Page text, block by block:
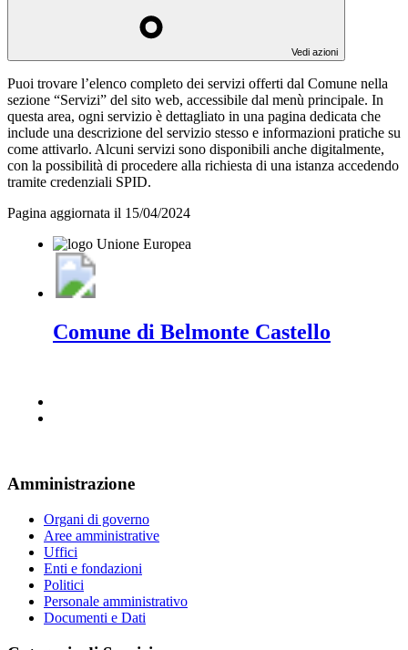
Vedi azioni
Puoi trovare l’elenco completo dei servizi offerti dal Comune nella
sezione “Servizi” del sito web, accessibile dal menù principale. In
questa area, ogni servizio è dettagliato in una pagina dedicata che
include una descrizione del servizio stesso e informazioni pratiche su
come attivarlo. Alcuni servizi sono disponibili anche digitalmente,
con la possibilità di procedere alla richiesta di una istanza accedendo
tramite credenziali SPID.
Pagina aggiornata il 15/04/2024
Comune di Belmonte Castello
Amministrazione
Organi di governo
Aree amministrative
Uffici
Enti e fondazioni
Politici
Personale amministrativo
Documenti e Dati